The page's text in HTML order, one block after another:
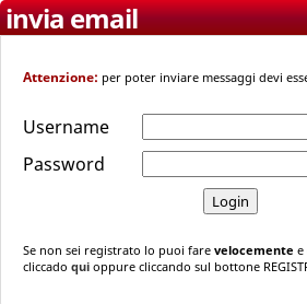
invia email
Attenzione: per poter inviare messaggi devi
Username
Password
Se non sei registrato lo puoi fare velocemente e
cliccado qui oppure cliccando sul bottone